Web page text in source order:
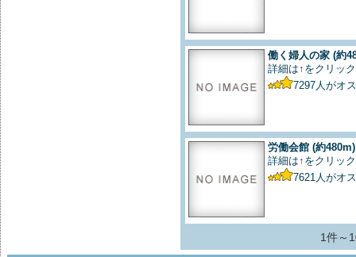
働く婦人の家 (約
詳細は↑をクリック
7297 人がオ
労働会館 (約480m)
詳細は↑をクリック
7621 人がオ
1件～